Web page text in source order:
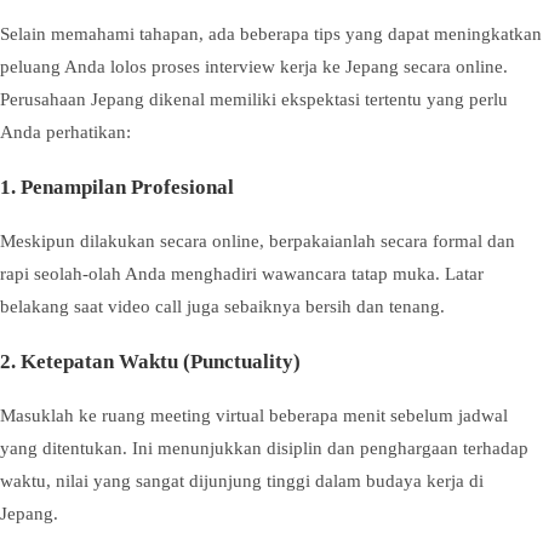
Selain memahami tahapan, ada beberapa tips yang dapat meningkatkan
peluang Anda lolos proses interview kerja ke Jepang secara online.
Perusahaan Jepang dikenal memiliki ekspektasi tertentu yang perlu
Anda perhatikan:
1. Penampilan Profesional
Meskipun dilakukan secara online, berpakaianlah secara formal dan
rapi seolah-olah Anda menghadiri wawancara tatap muka. Latar
belakang saat video call juga sebaiknya bersih dan tenang.
2. Ketepatan Waktu (Punctuality)
Masuklah ke ruang meeting virtual beberapa menit sebelum jadwal
yang ditentukan. Ini menunjukkan disiplin dan penghargaan terhadap
waktu, nilai yang sangat dijunjung tinggi dalam budaya kerja di
Jepang.